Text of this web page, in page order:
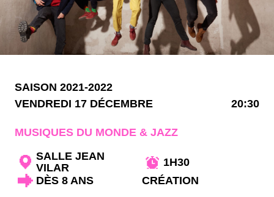
SAISON 2021-2022
VENDREDI 17 DÉCEMBRE
20:30
MUSIQUES DU MONDE & JAZZ
SALLE JEAN
VILAR
1H30
DÈS 8 ANS
CRÉATION